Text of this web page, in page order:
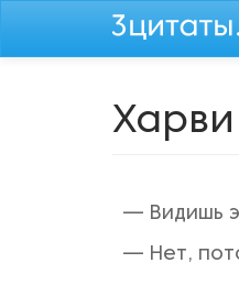
— Видишь
— Нет,